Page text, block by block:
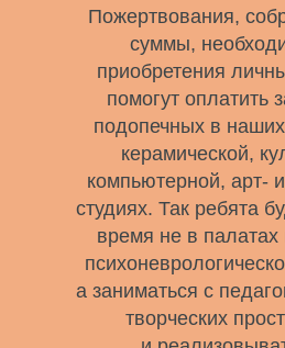
Пожертвования,
суммы,
приобретения
помогут оплатить
подопечных в
керамической,
компьютерной, арт-
студиях. Так ребята
время не в палатах
а заниматься с
творческих